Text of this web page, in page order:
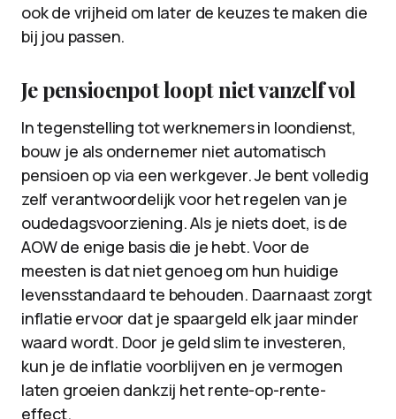
ook de vrijheid om later de keuzes te maken die
bij jou passen.
Je pensioenpot loopt niet vanzelf vol
In tegenstelling tot werknemers in loondienst,
bouw je als ondernemer niet automatisch
pensioen op via een werkgever. Je bent volledig
zelf verantwoordelijk voor het regelen van je
oudedagsvoorziening. Als je niets doet, is de
AOW de enige basis die je hebt. Voor de
meesten is dat niet genoeg om hun huidige
levensstandaard te behouden. Daarnaast zorgt
inflatie ervoor dat je spaargeld elk jaar minder
waard wordt. Door je geld slim te investeren,
kun je de inflatie voorblijven en je vermogen
laten groeien dankzij het rente-op-rente-
effect.